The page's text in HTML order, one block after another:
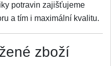
potravin zajišťujeme
a tím i maximální kvalitu.
zboží